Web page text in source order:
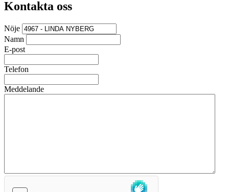
Kontakta oss
Nöje
Namn
E-post
Telefon
Meddelande